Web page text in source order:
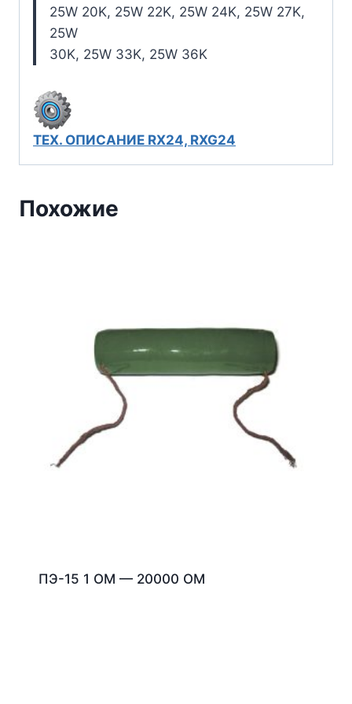
25W 20K, 25W 22K, 25W 24K, 25W 27K,
25W
30K, 25W 33K, 25W 36K
ТЕХ. ОПИСАНИЕ RX24, RXG24
Похожие
ПЭ-15 1 ОМ — 20000 ОМ